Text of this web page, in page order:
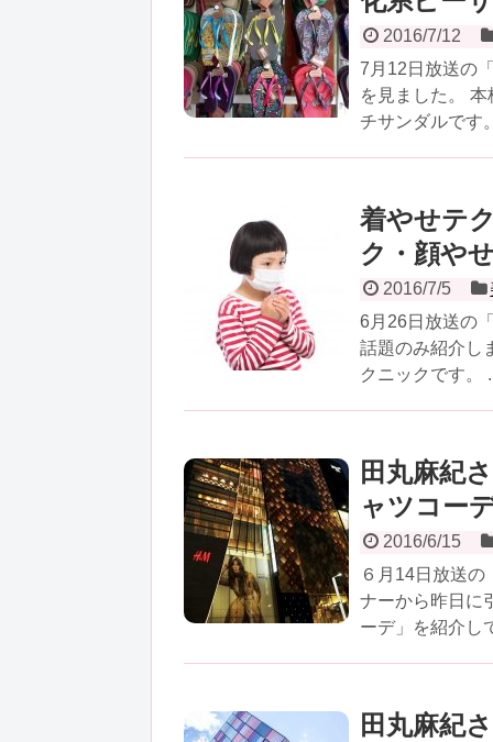
2016/7/12
7月12日放送の
を見ました。
チサンダルです
着やせテ
ク・顔や
2016/7/5
6月26日放送の
話題のみ紹介し
クニックです。
田丸麻紀
ャツコー
2016/6/15
６月14日放送
ナーから昨日に
ーデ」を紹介し
田丸麻紀